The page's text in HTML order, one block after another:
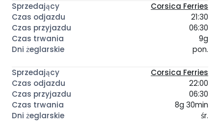
Corsica Ferries
21:30
06:30
9g
pon.
Corsica Ferries
22:00
06:30
8g 30min
śr.